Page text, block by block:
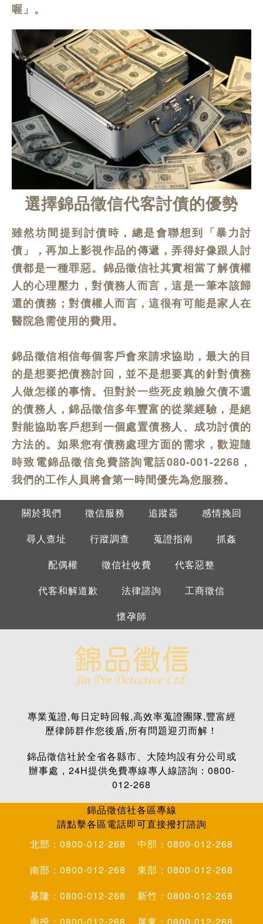
喔」。
選擇錦品徵信代客討債的優勢
雖然坊間提到討債時，總是會聯想到「暴力討
債」，再加上影視作品的傳遞，弄得好像跟人討
債都是一種罪惡。錦品徵信社其實相當了解債權
人的心理壓力，對債務人而言，這是一筆本該歸
還的債務；對債權人而言，這很有可能是家人在
醫院急需使用的費用。
錦品徵信相信每個客戶會來請求協助，最大的目
的是想要把債務討回，並不是想要真的針對債務
人做怎樣的事情。但對於一些死皮賴臉欠債不還
的債務人，錦品徵信多年豐富的從業經驗，是絕
對能協助客戶想到一個處置債務人、成功討債的
方法的。如果您有債務處理方面的需求，歡迎隨
時致電錦品徵信免費諮詢電話080-001-2268，
我們的工作人員將會第一時間優先為您服務。
關於我們 徵信服務 追蹤器
感情挽回
尋人查址
行蹤調查 蒐證指南
抓姦
配偶權
徵信社收費
代客惡整
代客和解道歉
法律諮詢
工商徵信
懷孕師
專業蒐證,每日定時回報,高效率蒐證團隊,豐富經
歷律師群作您後盾,所有問題迎刃而解！
錦品徵信社於全省各縣市、大陸均設有分公司或
辦事處，24H提供免費專線專人線諮詢：0800-
012-268
錦品徵信社各區專線
請點擊各區電話即可直接撥打諮詢
北部：0800-012-268
中部：0800-012-268
南部：0800-012-268
東部：0800-012-268
基隆：0800-012-268
新竹：0800-012-268
南投：0800-012-268
屏東：0800-012-268